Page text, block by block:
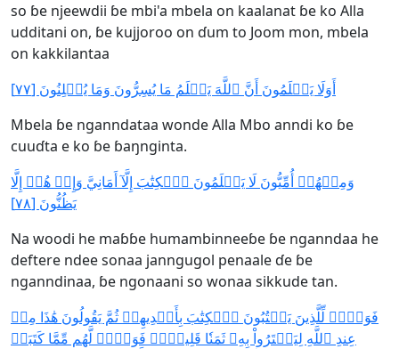
so ɓe njeewdii ɓe mbi'a mbela on kaalanat ɓe ko Alla
udditani on, ɓe kujjoroo on ɗum to Joom mon, mbela
on kakkilantaa
أَوَلَا يَعۡلَمُونَ أَنَّ ٱللَّهَ يَعۡلَمُ مَا يُسِرُّونَ وَمَا يُعۡلِنُونَ [٧٧]
Mbela ɓe nganndataa wonde Alla Mbo anndi ko ɓe
cuuɗta e ko ɓe ɓaŋnginta.
وَمِنۡهُمۡ أُمِّيُّونَ لَا يَعۡلَمُونَ ٱلۡكِتَٰبَ إِلَّآ أَمَانِيَّ وَإِنۡ هُمۡ إِلَّا
يَظُنُّونَ [٧٨]
Na woodi he maɓɓe humambinneeɓe ɓe nganndaa he
deftere ndee sonaa janngugol penaale ɗe ɓe
nganndinaa, ɓe ngonaani so wonaa sikkude tan.
فَوَيۡلٞ لِّلَّذِينَ يَكۡتُبُونَ ٱلۡكِتَٰبَ بِأَيۡدِيهِمۡ ثُمَّ يَقُولُونَ هَٰذَا مِنۡ
عِندِ ٱللَّهِ لِيَشۡتَرُواْ بِهِۦ ثَمَنٗا قَلِيلٗاۖ فَوَيۡلٞ لَّهُم مِّمَّا كَتَبَتۡ